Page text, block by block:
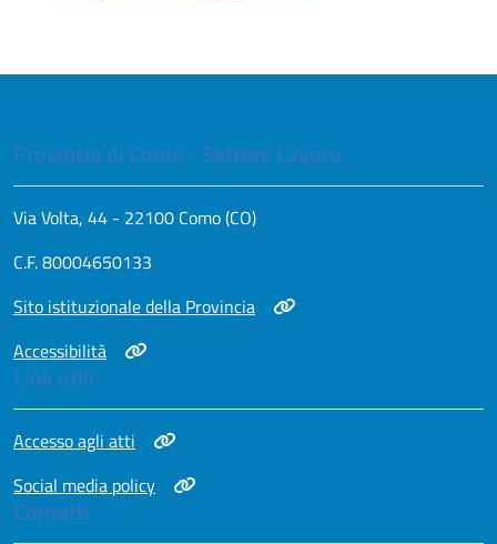
Provincia di Como - Settore Lavoro
Via Volta, 44 - 22100 Como (CO)
C.F. 80004650133
Apri in nuova scheda
Sito istituzionale della Provincia
Apri in nuova scheda
Accessibilità
Link utili
Apri in nuova scheda
Accesso agli atti
Apri in nuova scheda
Social media policy
Contatti